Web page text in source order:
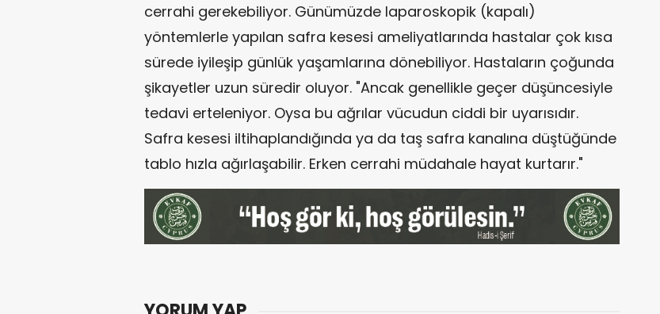
cerrahi gerekebiliyor. Günümüzde laparoskopik (kapalı)
yöntemlerle yapılan safra kesesi ameliyatlarında hastalar çok kısa
sürede iyileşip günlük yaşamlarına dönebiliyor. Hastaların çoğunda
şikayetler uzun süredir oluyor. "Ancak genellikle geçer düşüncesiyle
tedavi erteleniyor. Oysa bu ağrılar vücudun ciddi bir uyarısıdır.
Safra kesesi iltihaplandığında ya da taş safra kanalına düştüğünde
tablo hızla ağırlaşabilir. Erken cerrahi müdahale hayat kurtarır."